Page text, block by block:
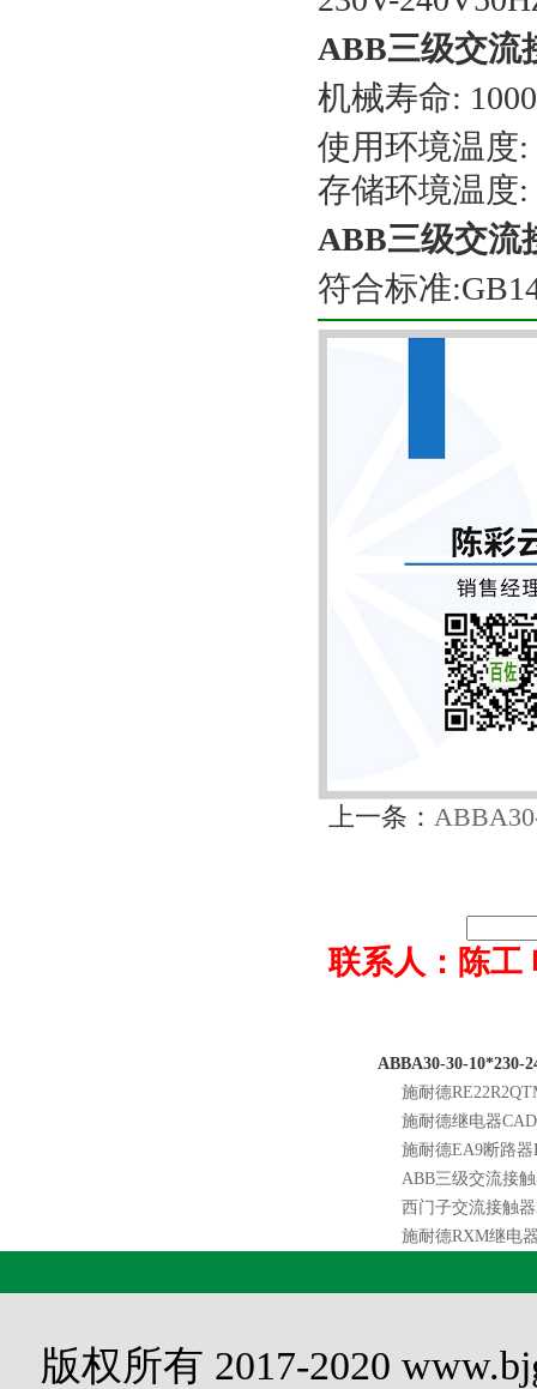
ABB三级交流
机械寿命:
使用环境温度:
存储环境温度:
ABB三级交流
符合标准
上一条：
联系人：陈工
ABBA30-30-10*230-
施耐德
施耐德继电器
施耐德EA9断路器
ABB三级交流接
西门子交流接触
施耐德RXM继电
版权所有 2017-2020